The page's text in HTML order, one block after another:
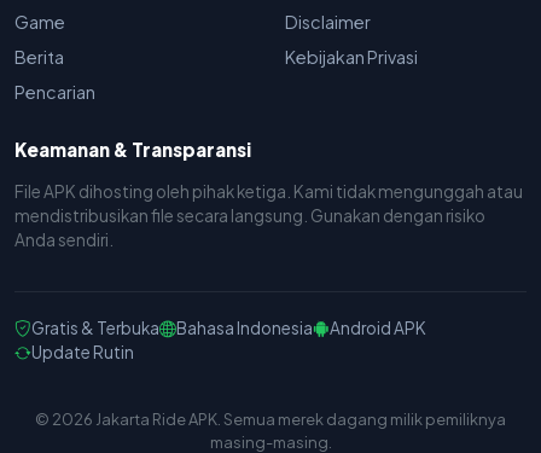
Game
Berita
Pencarian
Disclaimer
Kebijakan Privasi
Keamanan & Transparansi
File APK dihosting oleh pihak ketiga. Kami tidak mengunggah atau
mendistribusikan file secara langsung. Gunakan dengan risiko
Anda sendiri.
Gratis & Terbuka Bahasa Indonesia
Android APK
Update Rutin
© 2026 Jakarta Ride APK. Semua merek dagang milik pemiliknya
masing-masing.